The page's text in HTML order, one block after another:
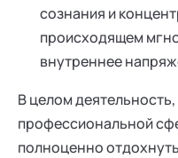
сознания и
происходящем
внутреннее
В целом
профессиональной
полноценно